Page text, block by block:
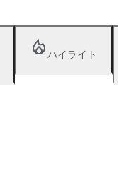
ハイライト